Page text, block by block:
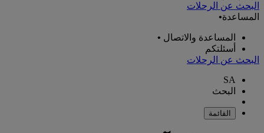
البحث عن الرحلات
المساعدة•
المساعدة والاتصال •
أسئلتكم
البحث عن الرحلات
SA
البحث
القائمة